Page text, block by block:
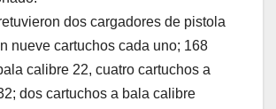
dos cargadores de pistola
nueve cartuchos cada uno; 168
calibre 22, cuatro cartuchos a
dos cartuchos a bala calibre